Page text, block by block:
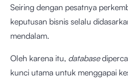
Seiring dengan pesatnya
keputusan bisnis selalu
mendalam.
Oleh karena itu, database
kunci utama untuk menggapai